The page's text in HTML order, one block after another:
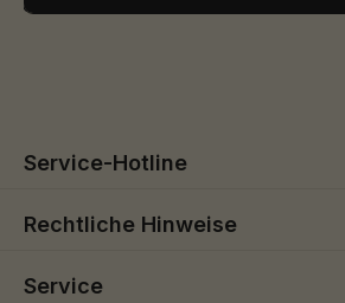
Service-Hotline
Rechtliche Hinweise
Service